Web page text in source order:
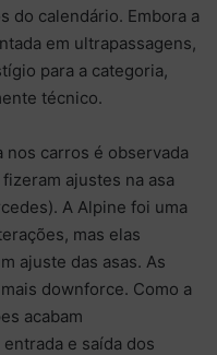
do calendário. Embora a
em ultrapassagens,
para a categoria,
técnico.
nos carros é observada
ajustes na asa
A Alpine foi uma
mas elas
ajuste das asas. As
downforce. Como a
acabam
e saída dos